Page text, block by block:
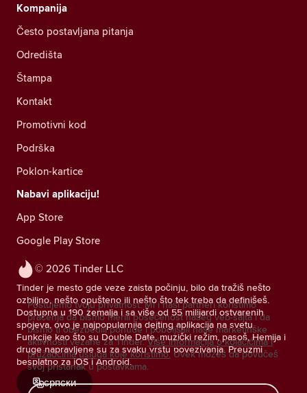
© 2026 Tinder LLC
Tinder je mesto gde veze zaista počinju, bilo da tražiš nešto
ozbiljno, nešto opušteno ili nešto što tek treba da definišeš.
Dostupna u 190 zemalja i sa više od 55 milijardi ostvarenih
spojeva, ovo je najpopularnija dejting aplikacija na svetu.
Funkcije kao što su Double Date, muzički režim, pasoš, Hemija i
druge napravljene su za svaku vrstu povezivanja. Preuzmi
besplatno za iOS i Android.
српски
Kompanija
Često postavljana pitanja
Odredišta
Štampa
Kontakt
Promotivni kod
Podrška
Poklon-kartice
Nabavi aplikaciju!
App Store
Google Play Store
Poštujemo tvoju privatnost. Mi i naši partneri koristimo
praćenja da bismo merili posećenost našeg veb-sajta i da
bismo ti obezbedili ponude i poboljšali naše marketinške
aktivnosti vezane za Tinder. Više informacija o kolačićima i
pružaocima usluga koje koristimo. Uvek možeš da povučeš
svoj pristanak u postavkama.